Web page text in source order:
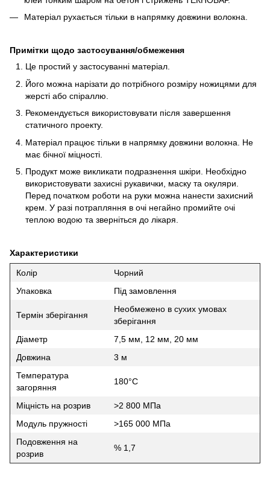
Матеріал рухається тільки в напрямку довжини волокна.
Примітки щодо застосування/обмеження
Це простий у застосуванні матеріал.
Його можна нарізати до потрібного розміру ножицями для
жерсті або спіраллю.
Рекомендується використовувати після завершення
статичного проекту.
Матеріал працює тільки в напрямку довжини волокна. Не
має бічної міцності.
Продукт може викликати подразнення шкіри. Необхідно
використовувати захисні рукавички, маску та окуляри.
Перед початком роботи на руки можна нанести захисний
крем. У разі потрапляння в очі негайно промийте очі
теплою водою та зверніться до лікаря.
Характеристики
Колір
Чорний
Упаковка
Під замовлення
Термін зберігання
Необмежено в сухих умовах
зберігання
Діаметр
7,5 мм, 12 мм, 20 мм
Довжина
3 м
Температура
загоряння
180°C
Міцність на розрив
>2 800 МПа
Модуль пружності
>165 000 МПа
Подовження на
розрив
% 1,7